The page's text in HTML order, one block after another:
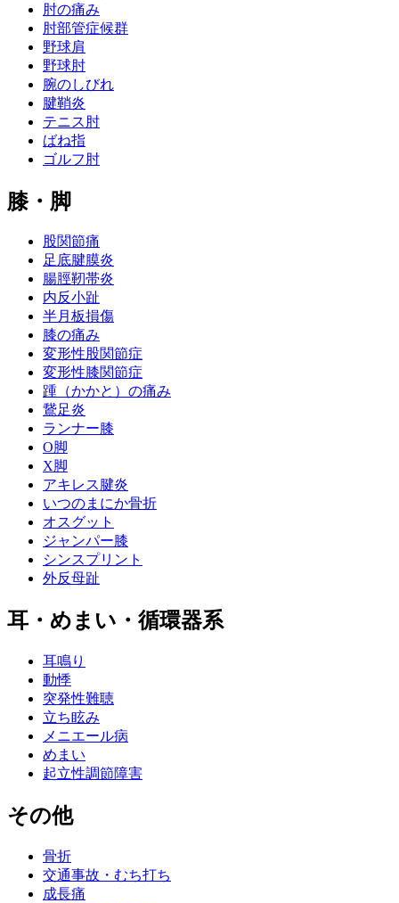
肘の痛み
肘部管症候群
野球肩
野球肘
腕のしびれ
腱鞘炎
テニス肘
ばね指
ゴルフ肘
膝・脚
股関節痛
足底腱膜炎
腸脛靭帯炎
内反小趾
半月板損傷
膝の痛み
変形性股関節症
変形性膝関節症
踵（かかと）の痛み
鵞足炎
ランナー膝
O脚
X脚
アキレス腱炎
いつのまにか骨折
オスグット
ジャンパー膝
シンスプリント
外反母趾
耳・めまい・循環器系
耳鳴り
動悸
突発性難聴
立ち眩み
メニエール病
めまい
起立性調節障害
その他
骨折
交通事故・むち打ち
成長痛